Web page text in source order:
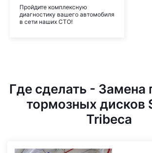
Пройдите комплексную
диагностику вашего автомобиля
в сети наших СТО!
Где сделать - Замена
тормозных дисков
Tribeca